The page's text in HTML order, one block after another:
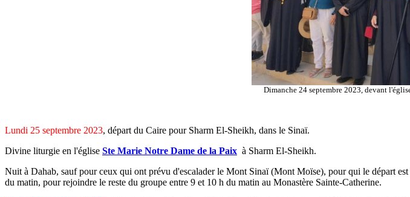
Dimanche 24 septembre 2023, devant
Lundi 25 septembre 2023, départ du Caire pour Sharm El-Sheikh, dans le Sinaï.
Divine liturgie en l'église Ste Marie Notre Dame de la Paix à Sharm El-Sheikh.
Nuit à Dahab, sauf pour ceux qui ont prévu d'escalader le Mont Sinaï (Mont Moïse), pour qui le départ
du matin, pour rejoindre le reste du groupe entre 9 et 10 h du matin au Monastère Sainte-Catherine.